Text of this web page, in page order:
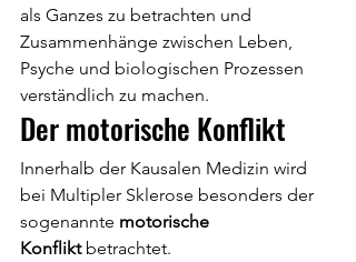
als Ganzes zu betrachten und
Zusammenhänge zwischen Leben,
Psyche und biologischen Prozessen
verständlich zu machen.
Der motorische Konflikt
Innerhalb der Kausalen Medizin wird
bei Multipler Sklerose besonders der
sogenannte motorische
Konflikt betrachtet.